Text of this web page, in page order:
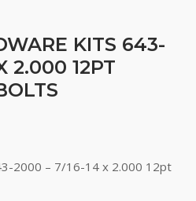
KITS 643-
2.000 12PT
2000 – 7/16-14 x 2.000 12pt